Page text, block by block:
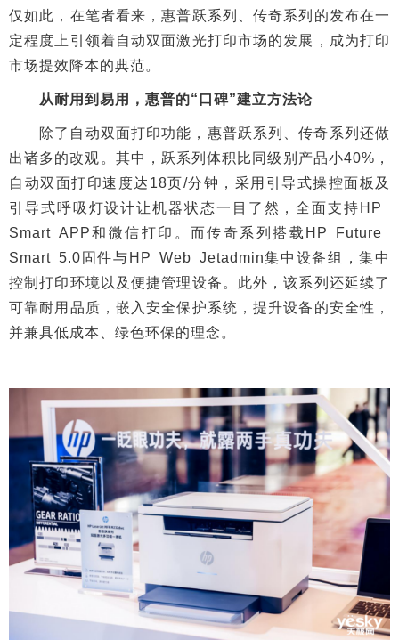
仅如此，在笔者看来，惠普跃系列、传奇系列的发布在一
定程度上引领着自动双面激光打印市场的发展，成为打印
市场提效降本的典范。
从耐用到易用，惠普的“口碑”建立方法论
除了自动双面打印功能，惠普跃系列、传奇系列还做
出诸多的改观。其中，跃系列体积比同级别产品小40%，
自动双面打印速度达18页/分钟，采用引导式操控面板及
引导式呼吸灯设计让机器状态一目了然，全面支持HP
Smart APP和微信打印。而传奇系列搭载HP Future
Smart 5.0固件与HP Web Jetadmin集中设备组，集中
控制打印环境以及便捷管理设备。此外，该系列还延续了
可靠耐用品质，嵌入安全保护系统，提升设备的安全性，
并兼具低成本、绿色环保的理念。